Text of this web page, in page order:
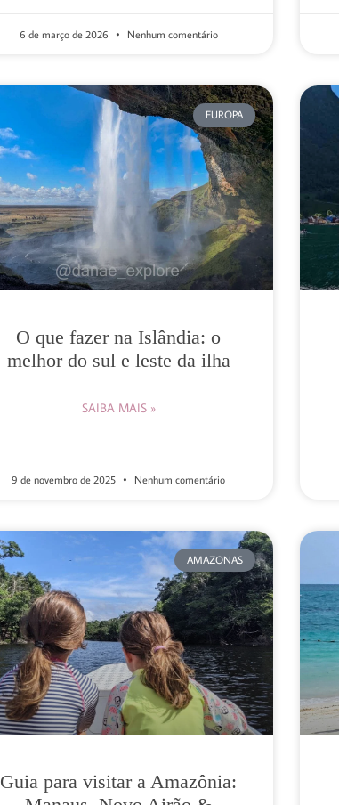
6 de março de 2026 Nenhum comentário
EUROPA
O que fazer na Islândia: o
melhor do sul e leste da ilha
SAIBA MAIS »
9 de novembro de 2025 Nenhum comentário
AMAZONAS
Guia para visitar a Amazônia: